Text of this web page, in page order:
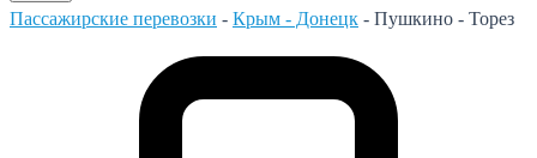
Пассажирские перевозки - Крым - Донецк - Пушкино - Торез